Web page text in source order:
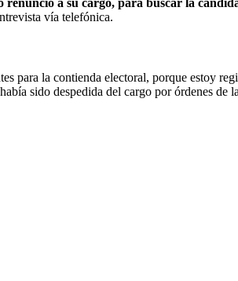
vía telefónica.
para la contienda electoral, porque estoy
sido despedida del cargo por órdenes de